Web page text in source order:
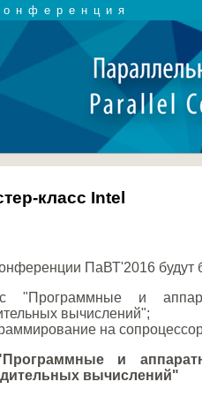
класс Intel
ПаВТ'2016
"Программные и
вычислений";
на
"Программные и
вычислений"